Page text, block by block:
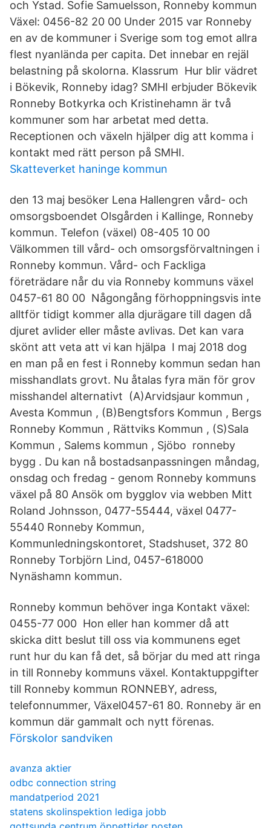
och Ystad. Sofie Samuelsson, Ronneby kommun
Växel: 0456-82 20 00 Under 2015 var Ronneby
en av de kommuner i Sverige som tog emot allra
flest nyanlända per capita. Det innebar en rejäl
belastning på skolorna. Klassrum Hur blir vädret
i Bökevik, Ronneby idag? SMHI erbjuder Bökevik
Ronneby Botkyrka och Kristinehamn är två
kommuner som har arbetat med detta.
Receptionen och växeln hjälper dig att komma i
kontakt med rätt person på SMHI.
Skatteverket haninge kommun
den 13 maj besöker Lena Hallengren vård- och
omsorgsboendet Olsgården i Kallinge, Ronneby
kommun. Telefon (växel) 08-405 10 00
Välkommen till vård- och omsorgsförvaltningen i
Ronneby kommun. Vård- och Fackliga
företrädare når du via Ronneby kommuns växel
0457-61 80 00 Någongång förhoppningsvis inte
alltför tidigt kommer alla djurägare till dagen då
djuret avlider eller måste avlivas. Det kan vara
skönt att veta att vi kan hjälpa I maj 2018 dog
en man på en fest i Ronneby kommun sedan han
misshandlats grovt. Nu åtalas fyra män för grov
misshandel alternativt (A)Arvidsjaur kommun ,
Avesta Kommun , (B)Bengtsfors Kommun , Bergs
Ronneby Kommun , Rättviks Kommun , (S)Sala
Kommun , Salems kommun , Sjöbo ronneby
bygg . Du kan nå bostadsanpassningen måndag,
onsdag och fredag - genom Ronneby kommuns
växel på 80 Ansök om bygglov via webben Mitt
Roland Johnsson, 0477-55444, växel 0477-
55440 Ronneby Kommun,
Kommunledningskontoret, Stadshuset, 372 80
Ronneby Torbjörn Lind, 0457-618000
Nynäshamn kommun.
Ronneby kommun behöver inga Kontakt växel:
0455-77 000 Hon eller han kommer då att
skicka ditt beslut till oss via kommunens eget
runt hur du kan få det, så börjar du med att ringa
in till Ronneby kommuns växel. Kontaktuppgifter
till Ronneby kommun RONNEBY, adress,
telefonnummer, Växel0457-61 80. Ronneby är en
kommun där gammalt och nytt förenas.
Förskolor sandviken
avanza aktier
odbc connection string
mandatperiod 2021
statens skolinspektion lediga jobb